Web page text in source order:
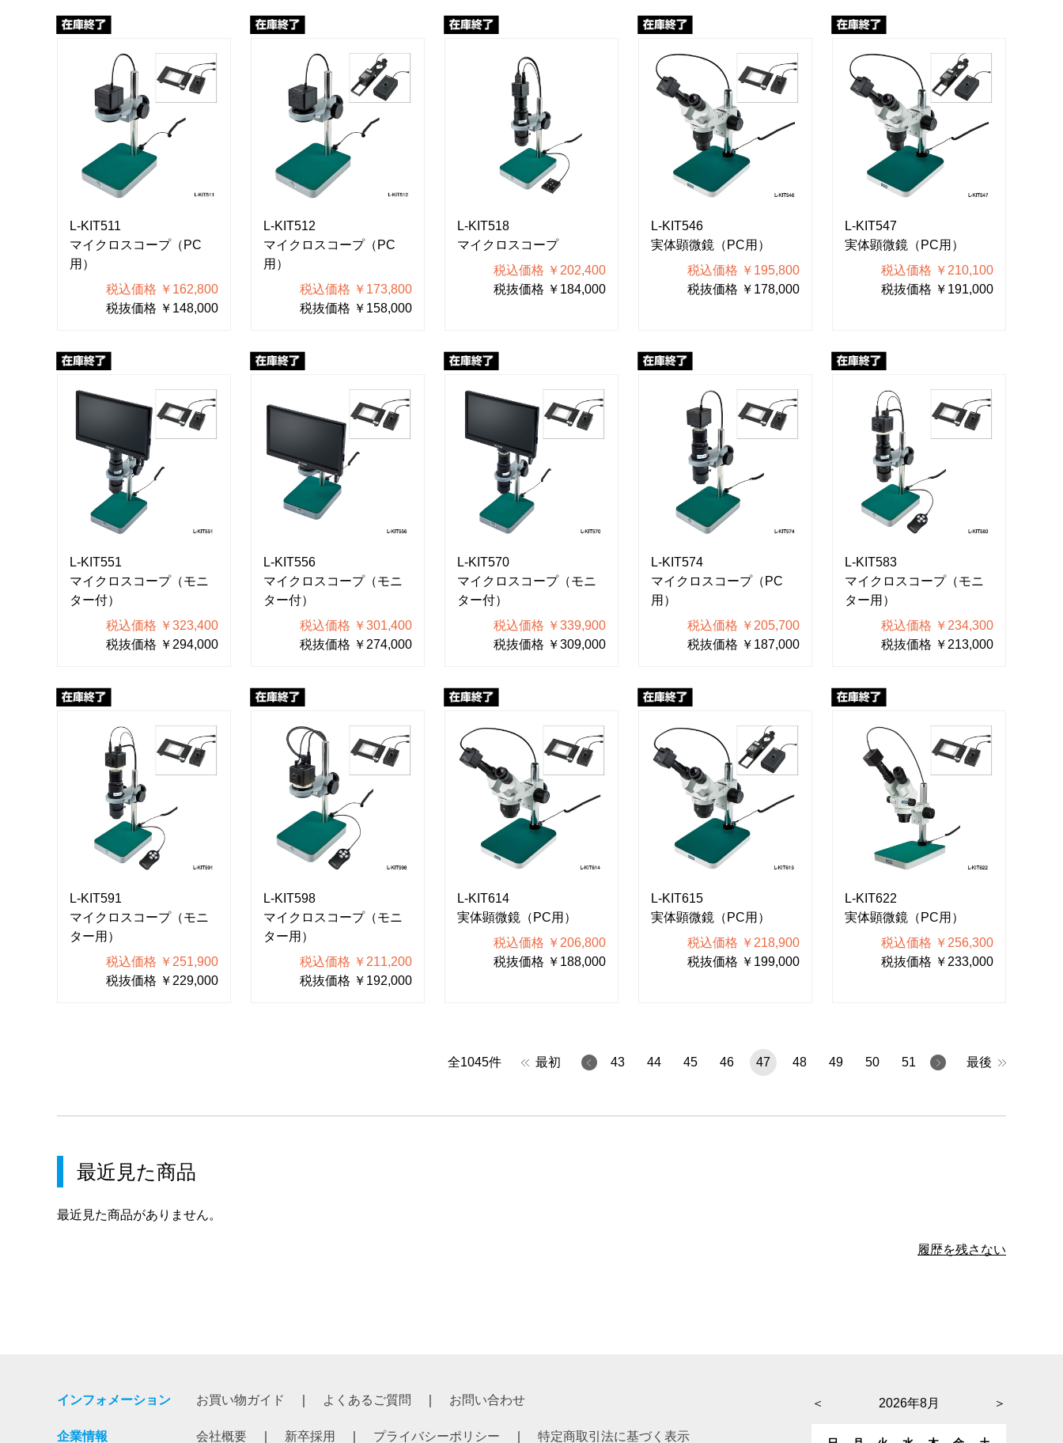
L-KIT511
マイクロスコープ（PC
用）
税込価格 ￥162,800
税抜価格 ￥148,000
L-KIT512
マイクロスコープ（PC
用）
税込価格 ￥173,800
税抜価格 ￥158,000
L-KIT518
マイクロスコープ
税込価格 ￥202,400
税抜価格 ￥184,000
L-KIT546
実体顕微鏡（PC用）
税込価格 ￥195,800
税抜価格 ￥178,000
L-KIT547
実体顕微鏡（PC用）
税込価格 ￥210,100
税抜価格 ￥191,000
L-KIT551
マイクロスコープ（モニ
ター付）
税込価格 ￥323,400
税抜価格 ￥294,000
L-KIT556
マイクロスコープ（モニ
ター付）
税込価格 ￥301,400
税抜価格 ￥274,000
L-KIT570
マイクロスコープ（モニ
ター付）
税込価格 ￥339,900
税抜価格 ￥309,000
L-KIT574
マイクロスコープ（PC
用）
税込価格 ￥205,700
税抜価格 ￥187,000
L-KIT583
マイクロスコープ（モニ
ター用）
税込価格 ￥234,300
税抜価格 ￥213,000
L-KIT591
マイクロスコープ（モニ
ター用）
税込価格 ￥251,900
税抜価格 ￥229,000
L-KIT598
マイクロスコープ（モニ
ター用）
税込価格 ￥211,200
税抜価格 ￥192,000
L-KIT614
実体顕微鏡（PC用）
税込価格 ￥206,800
税抜価格 ￥188,000
L-KIT615
実体顕微鏡（PC用）
税込価格 ￥218,900
税抜価格 ￥199,000
L-KIT622
実体顕微鏡（PC用）
税込価格 ￥256,300
税抜価格 ￥233,000
全1045件 最初 43 44 45 46 47 48 49 50 51 最後
最近見た商品
最近見た商品がありません。
履歴を残さない
インフォメーション お買い物ガイド よくあるご質問 お問い合わせ
企業情報 会社概要 新卒採用 プライバシーポリシー 特定商取引法に基づく表示
＜ ＞
2026年8月